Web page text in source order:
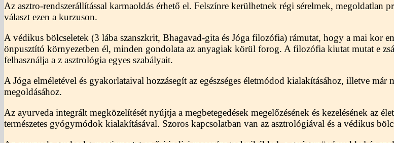
Az asztro-rendszerállítással karmaoldás érhető el. Felszínre kerülhetnek régi sérelmek, megoldatlan
választ ezen a kurzuson.
A védikus bölcseletek (3 lába szanszkrit, Bhagavad-gita és Jóga filozófia) rámutat, hogy a mai kor
önpusztító környezetben él, minden gondolata az anyagiak körül forog. A filozófia kiutat mutat e
felhasználja a z asztrológia egyes szabályait.
A Jóga elméletével és gyakorlataival hozzásegít az egészséges életmódod kialakításához, illetve már
megoldásához.
Az ayurveda integrált megközelítését nyújtja a megbetegedések megelőzésének és kezelésének az
természetes gyógymódok kialakításával. Szoros kapcsolatban van az asztrológiával és a védikus